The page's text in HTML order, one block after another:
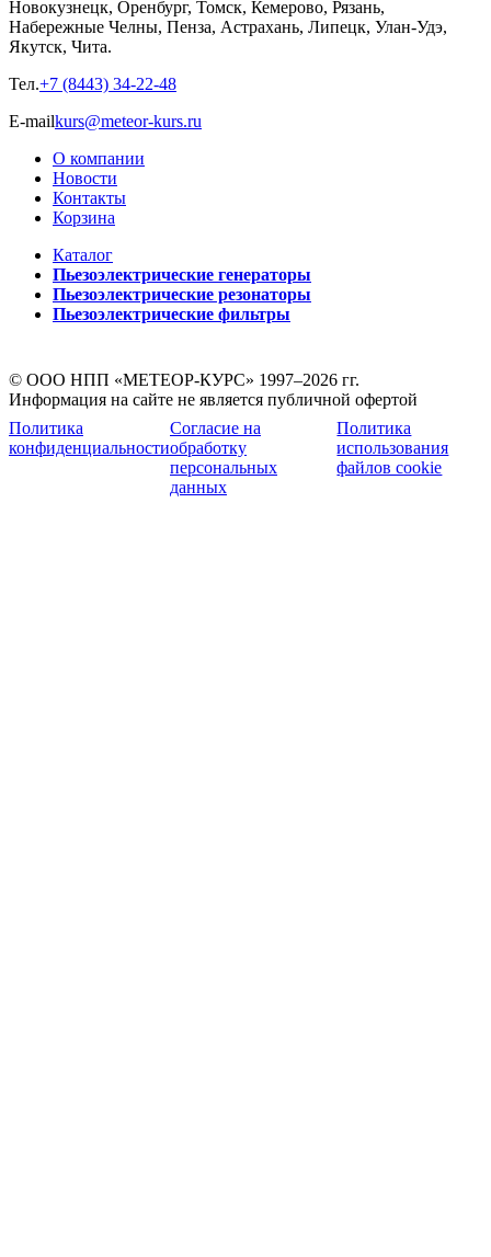
Новокузнецк, Оренбург, Томск, Кемерово, Рязань,
Набережные Челны, Пенза, Астрахань, Липецк, Улан-Удэ,
Якутск, Чита.
Тел.+7 (8443) 34-22-48
E-mailkurs@meteor-kurs.ru
О компании
Новости
Контакты
Корзина
Каталог
Пьезоэлектрические генераторы
Пьезоэлектрические резонаторы
Пьезоэлектрические фильтры
© ООО НПП «МЕТЕОР-КУРС» 1997–2026 гг.
Информация на сайте не является публичной офертой
Политика
конфиденциальности
Согласие на
обработку
персональных
данных
Политика
использования
файлов cookie